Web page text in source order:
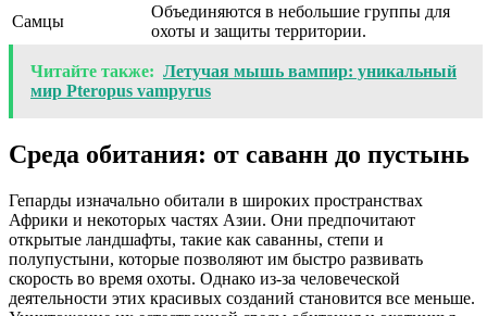
Самцы
Объединяются в небольшие группы для
охоты и защиты территории.
Читайте также: Летучая мышь вампир: уникальный
мир Pteropus vampyrus
Среда обитания: от саванн до пустынь
Гепарды изначально обитали в широких пространствах
Африки и некоторых частях Азии. Они предпочитают
открытые ландшафты, такие как саванны, степи и
полупустыни, которые позволяют им быстро развивать
скорость во время охоты. Однако из-за человеческой
деятельности этих красивых созданий становится все меньше.